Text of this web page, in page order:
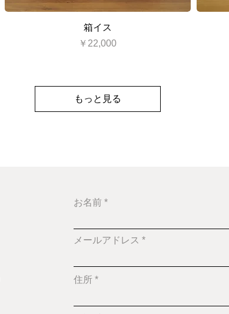
クイックビュー
箱イス
価格
￥22,000
もっと見る
お名前
メールアドレス
住所